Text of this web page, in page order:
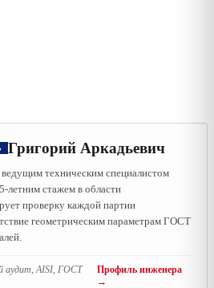
Григорий Аркадьевич
техническим специалистом
стажем в области
проверку каждой партии
геометрическим параметрам ГОСТ
аудит, AISI, ГОСТ
Профиль инженера
→